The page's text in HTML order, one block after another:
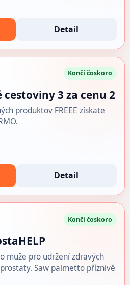
Detail
Končí čoskoro
cestoviny 3 za cenu 2
produktov FREEE získate
Detail
Končí čoskoro
muže pro udržení zdravých
Saw palmetto příznivě